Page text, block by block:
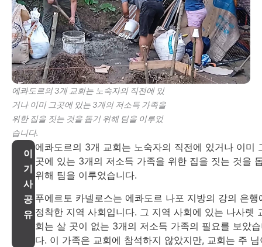
에콰도르의 3개 교회는 노숙자의 직전에 있
거나 이미 그곳에 있는 3개의 저소득 가족을
위한 집을 짓는 것을 돕기 위해 팀을 이루었
습니다.
이
기
사
공
유
에콰도르의 3개 교회는 노숙자의 직전에 있거나 이미
곳에 있는 3개의 저소득 가족을 위한 집을 짓는 것을
위해 팀을 이루었습니다.
푸에르토 카넬로스는 에콰도르 나포 지방의 강의 은행
정착한 지역 사회입니다. 그 지역 사회에 있는 나사렛
회는 살 곳이 없는 3개의 저소득 가족의 필요를 보았
다. 이 가족은 교회에 참석하지 않았지만, 교회는 주 님